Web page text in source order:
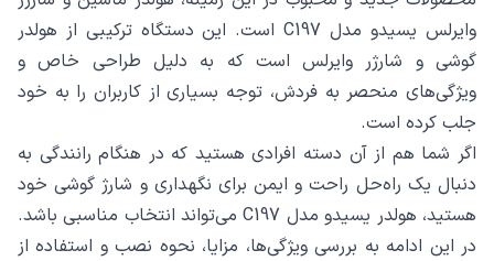
وایرلس یسیدو مدل C197 است. این دستگاه ترکیبی از هولدر
گوشی و شارژر وایرلس است که به دلیل طراحی خاص و
ویژگی‌های منحصر به فردش، توجه بسیاری از کاربران را به خود
جلب کرده است.
اگر شما هم از آن دسته افرادی هستید که در هنگام رانندگی به
دنبال یک راه‌حل راحت و ایمن برای نگهداری و شارژ گوشی خود
هستید، هولدر یسیدو مدل C197 می‌تواند انتخاب مناسبی باشد.
در این ادامه به بررسی ویژگی‌ها، مزایا، نحوه نصب و استفاده از